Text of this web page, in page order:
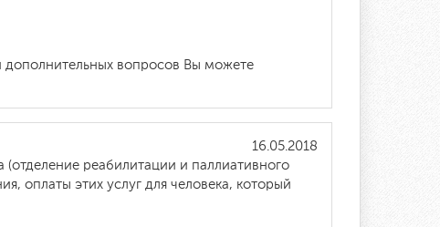
вопросов Вы можете
16.05.2018
реабилитации и паллиативного
оплаты этих услуг для человека, который